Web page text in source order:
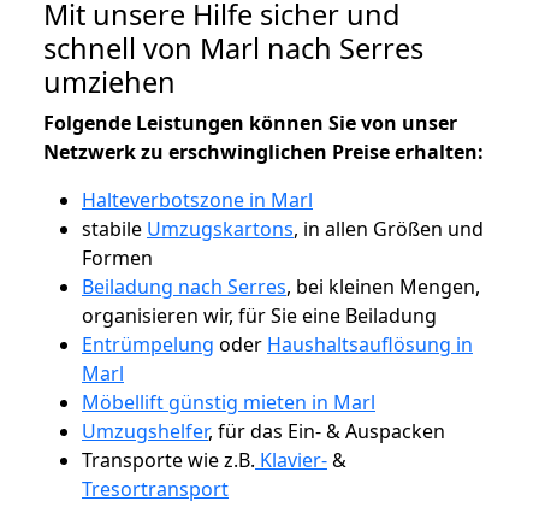
Mit unsere Hilfe sicher und
schnell von Marl nach Serres
umziehen
Folgende Leistungen können Sie von unser
Netzwerk zu erschwinglichen Preise erhalten:
Halteverbotszone in Marl
stabile Umzugskartons, in allen Größen und
Formen
Beiladung nach Serres, bei kleinen Mengen,
organisieren wir, für Sie eine Beiladung
Entrümpelung oder Haushaltsauflösung in
Marl
Möbellift günstig mieten in Marl
Umzugshelfer, für das Ein- & Auspacken
Transporte wie z.B. Klavier-&
Tresortransport